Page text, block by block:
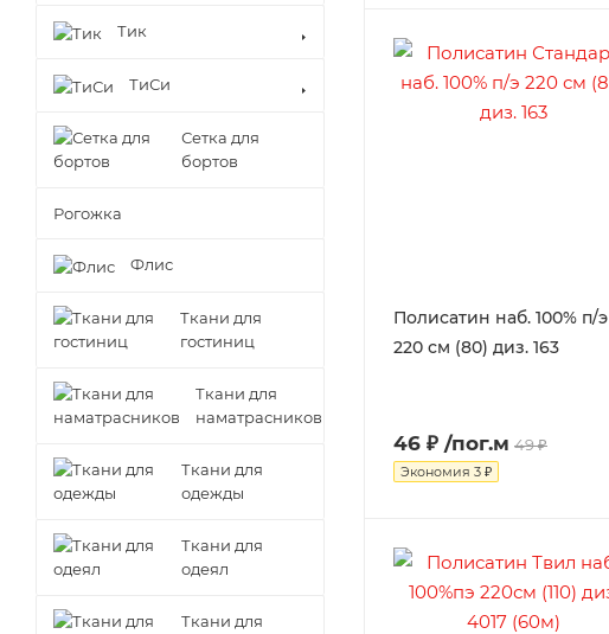
Полисатин наб. 100% п/э
220 см (80) диз. 163
46 ₽ /пог.м 49 ₽
Экономия 3 ₽
Тик
ТиСи
Сетка для
бортов
Рогожка
Флис
Ткани для
гостиниц
Ткани для
наматрасников
Ткани для
одежды
Ткани для
одеял
Ткани для